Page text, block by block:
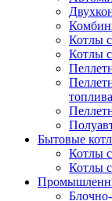
Котлы
Котлы
топлива
Бытовые
Котлы
Котлы